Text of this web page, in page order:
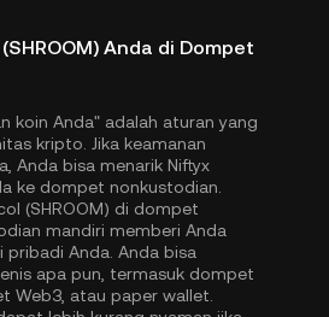
Anda di Dompet
koin Anda" adalah aturan yang
kripto. Jika keamanan
Anda bisa menarik Niftyx
ke dompet nonkustodian.
(SHROOM) di dompet
mandiri memberi Anda
pribadi Anda. Anda bisa
apa pun, termasuk dompet
Web3, atau paper wallet.